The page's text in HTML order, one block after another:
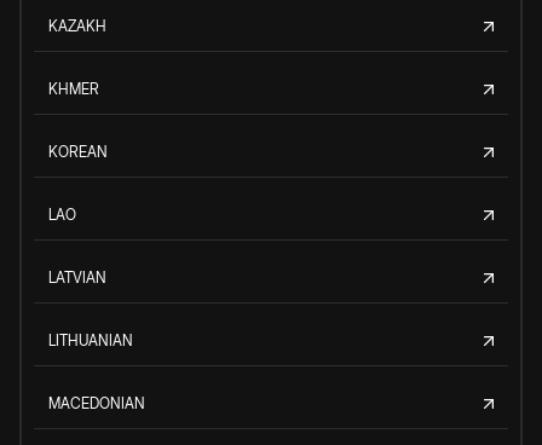
KAZAKH
KHMER
KOREAN
LAO
LATVIAN
LITHUANIAN
MACEDONIAN